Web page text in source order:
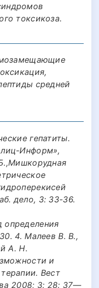
токсикоза.
средней
гепатиты.
Информ»,
дело, 3: 33-36.
4. Малеев В. В.,
А. Н.
и
Вест
2008; 3: 28: 37—